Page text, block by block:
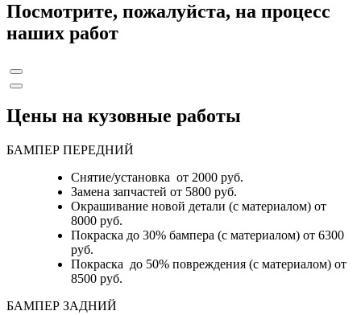
Посмотрите, пожалуйста, на процесс
наших работ
Цены на кузовные работы
БАМПЕР ПЕРЕДНИЙ
Снятие/установка от 2000 руб.
Замена запчастей от 5800 руб.
Окрашивание новой детали (с материалом) от
8000 руб.
Покраска до 30% бампера (с материалом) от 6300
руб.
Покраска до 50% повреждения (с материалом) от
8500 руб.
БАМПЕР ЗАДНИЙ